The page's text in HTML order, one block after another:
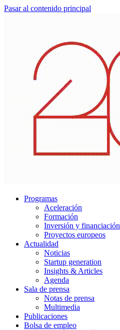
Pasar al contenido principal
Programas
Aceleración
Formación
Inversión y financiación
Proyectos europeos
Actualidad
Noticias
Startup generation
Insights & Articles
Agenda
Sala de prensa
Notas de prensa
Multimedia
Publicaciones
Bolsa de empleo